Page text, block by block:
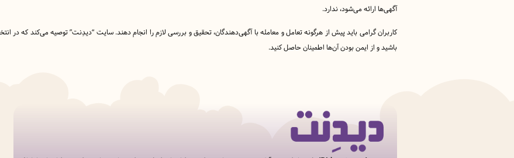
آگهی‌ها ارائه می‌شود، ندارد.
کاربران گرامی باید پیش از هرگونه تعامل و معامله با آگهی‌دهندگان، تحقیق و بررسی لازم را انجام دهند. سایت “دیدِنت” توصیه می‌کند که در
باشید و از ایمن بودن آن‌ها اطمینان حاصل کنید.